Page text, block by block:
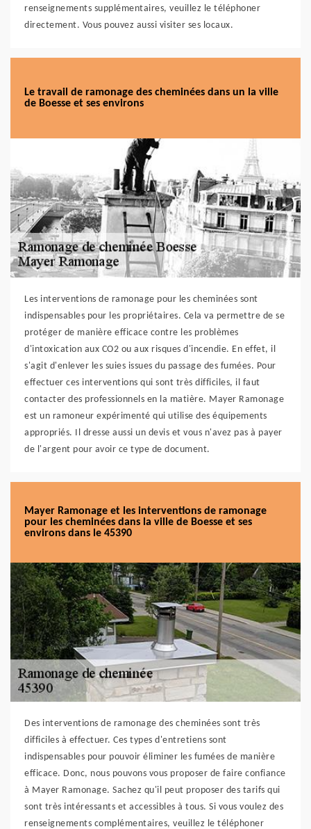
renseignements supplémentaires, veuillez le téléphoner
directement. Vous pouvez aussi visiter ses locaux.
Le travail de ramonage des cheminées dans un la ville
de Boesse et ses environs
Les interventions de ramonage pour les cheminées sont
indispensables pour les propriétaires. Cela va permettre de se
protéger de manière efficace contre les problèmes
d'intoxication aux CO2 ou aux risques d'incendie. En effet, il
s'agit d'enlever les suies issues du passage des fumées. Pour
effectuer ces interventions qui sont très difficiles, il faut
contacter des professionnels en la matière. Mayer Ramonage
est un ramoneur expérimenté qui utilise des équipements
appropriés. Il dresse aussi un devis et vous n'avez pas à payer
de l'argent pour avoir ce type de document.
Mayer Ramonage et les interventions de ramonage
pour les cheminées dans la ville de Boesse et ses
environs dans le 45390
Des interventions de ramonage des cheminées sont très
difficiles à effectuer. Ces types d'entretiens sont
indispensables pour pouvoir éliminer les fumées de manière
efficace. Donc, nous pouvons vous proposer de faire confiance
à Mayer Ramonage. Sachez qu'il peut proposer des tarifs qui
sont très intéressants et accessibles à tous. Si vous voulez des
renseignements complémentaires, veuillez le téléphoner